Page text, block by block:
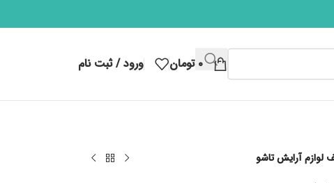
۰ تومان ورود / ثبت نام
لوازم آرایش تاشو